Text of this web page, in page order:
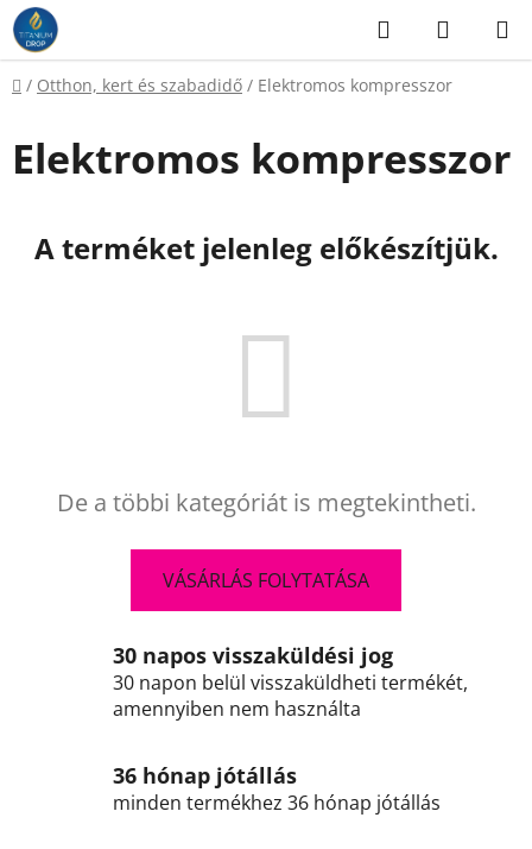
Ugrás
fő
tartalomhoz
KeresésKOSÁR
Kezdőlap
/ Otthon, kert és szabadidő / Elektromos kompresszor
Elektromos kompresszor
A terméket jelenleg előkészítjük.
De a többi kategóriát is megtekintheti.
VÁSÁRLÁS FOLYTATÁSA
30 napos visszaküldési jog
30 napon belül visszaküldheti termékét,
amennyiben nem használta
36 hónap jótállás
minden termékhez 36 hónap jótállás